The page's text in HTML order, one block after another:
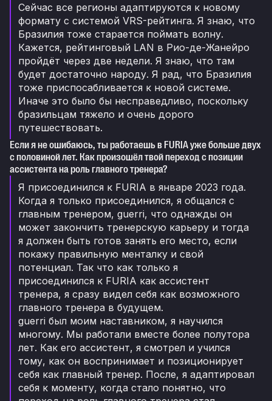
Сейчас все регионы адаптируются к новому
формату с системой VRS-рейтинга. Я знаю, что
Бразилия тоже старается поймать волну.
Кажется, рейтинговый LAN в Рио-де-Жанейро
пройдёт через две недели. Я знаю, что там
будет достаточно народу. Я рад, что Бразилия
тоже приспосабливается к новой системе.
Иначе это было бы несправедливо, поскольку
бразильцам тяжело и очень дорого
путешествовать.
Если я не ошибаюсь, ты работаешь в FURIA уже больше двух
с половиной лет. Как произошёл твой переход с позиции
ассистента на роль главного тренера?
Я присоединился к FURIA в январе 2023 года.
Когда я только присоединился, я общался с
главным тренером, guerri, что однажды он
может закончить тренерскую карьеру и тогда
я должен быть готов занять его место, если
покажу правильную менталку и свой
потенциал. Так что как только я
присоединился к FURIA как ассистент
тренера, я сразу видел себя как возможного
главного тренера в будущем.
guerri был моим наставником, я научился
многому. Мы работали вместе более полутора
лет. Как его ассистент, я смотрел и учился
тому, как он воспринимает и позиционирует
себя как главный тренер. После, я адаптировал
себя к моменту, когда стало понятно, что